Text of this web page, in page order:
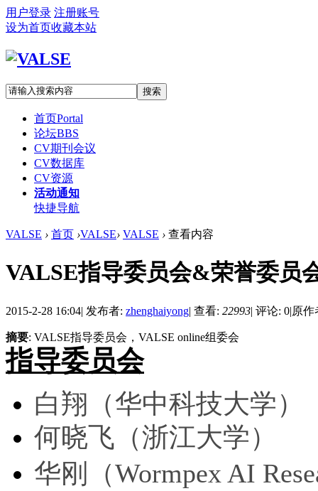
用户登录 注册账号
设为首页收藏本站
搜索
首页Portal
论坛BBS
CV期刊会议
CV数据库
CV资源
活动通知
快捷导航
VALSE › 首页 ›VALSE› VALSE › 查看内容
VALSE指导委员会&荣誉委员
2015-2-28 16:04| 发布者: zhenghaiyong| 查看: 22993| 评论: 0|原作
摘要: VALSE指导委员会，VALSE online组委会
指导委员会
白翔（华中科技大学）
何晓飞（浙江大学）
华刚（Wormpex AI